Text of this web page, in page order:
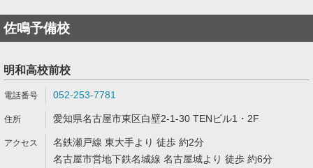
佐鳴予備校
明和高校前校
052-253-7781
愛知県名古屋市東区白壁2-1-30 TENビル1・2F
名鉄瀬戸線 東大手より 徒歩 約2分
名古屋市営地下鉄名城線 名古屋城より 徒歩 約6分